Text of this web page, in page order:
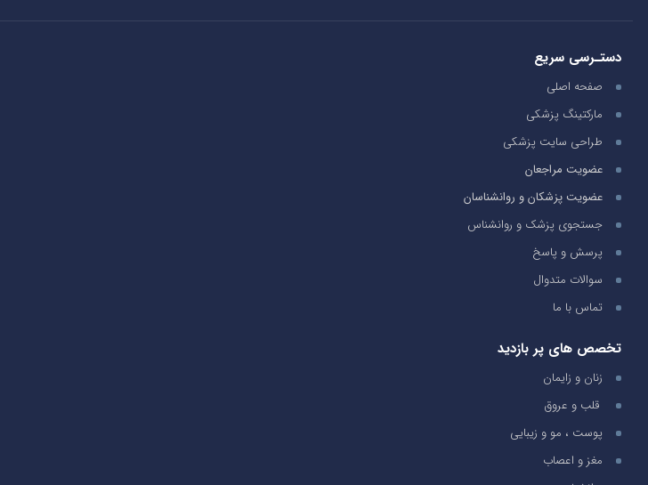
دستـرسی سریع
صفحه اصلی
مارکتینگ پزشکی
طراحی سایت پزشکی
عضویت مراجعان
عضویت پزشکان و روانشناسان
جستجوی پزشک و روانشناس
پرسش و پاسخ
سوالات متدوال
تماس با ما
تخصص های پر بازدید
زنان و زایمان
قلب و عروق
پوست ، مو و زیبایی
مغز و اعصاب